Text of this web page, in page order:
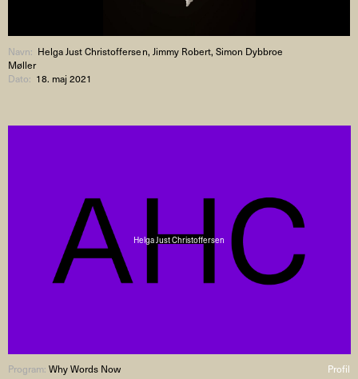
Navn: Helga Just Christoffersen, Jimmy Robert, Simon Dybbroe
Møller
Dato: 18. maj 2021
Helga Just Christoffersen
Profil
Program:Why Words Now